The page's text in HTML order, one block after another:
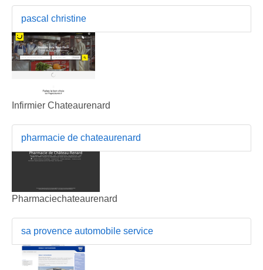
pascal christine
Infirmier Chateaurenard
pharmacie de chateaurenard
Pharmaciechateaurenard
sa provence automobile service